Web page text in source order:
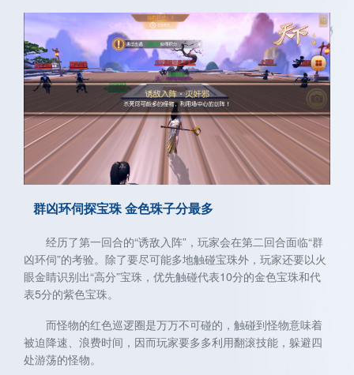
群凶环伺探宝珠 金色珠子分最多
经历了第一回合的“诱敌入阵”，玩家会在第二回合面临“群
凶环伺”的考验。除了要尽可能多地触碰宝珠外，玩家还要以火
眼金睛识别出“高分”宝珠，优先触碰代表10分的金色宝珠和代
表5分的紫色宝珠。
而怪物的红色巡逻圈是万万不可碰的，触碰到怪物意味着
被迫降速、浪费时间，因而玩家要多多利用翻滚技能，躲避四
处游荡的怪物。